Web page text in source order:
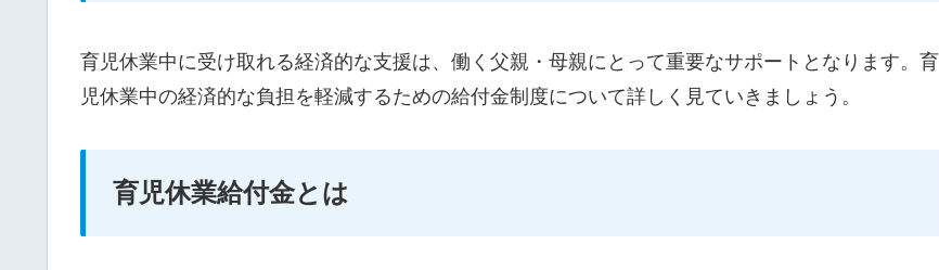
育児休業中に受け取れる経済的な支援は、働く父親・母親にとって重要なサポートとなります。育
児休業中の経済的な負担を軽減するための給付金制度について詳しく見ていきましょう。
育児休業給付金とは